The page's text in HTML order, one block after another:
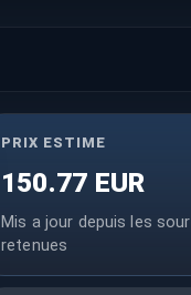
PRIX ESTIME
150.77 EUR
Mis a jour depuis les
retenues